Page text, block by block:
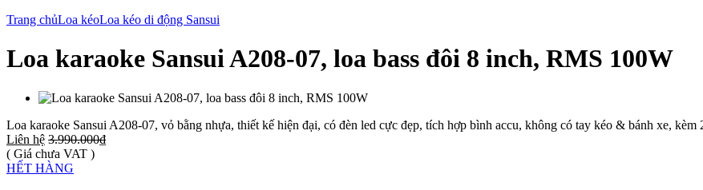
Trang chủLoa kéoLoa kéo di động Sansui
Loa karaoke Sansui A208-07, loa bass đôi 8 inch, RMS 100W
Loa karaoke Sansui A208-07, vỏ bằng nhựa, thiết kế hiện đại, có đèn led cực đẹp, tích hợp bình accu, không có tay kéo & bánh xe, kèm
Liên hệ 3.990.000₫
( Giá chưa VAT )
HẾT HÀNG